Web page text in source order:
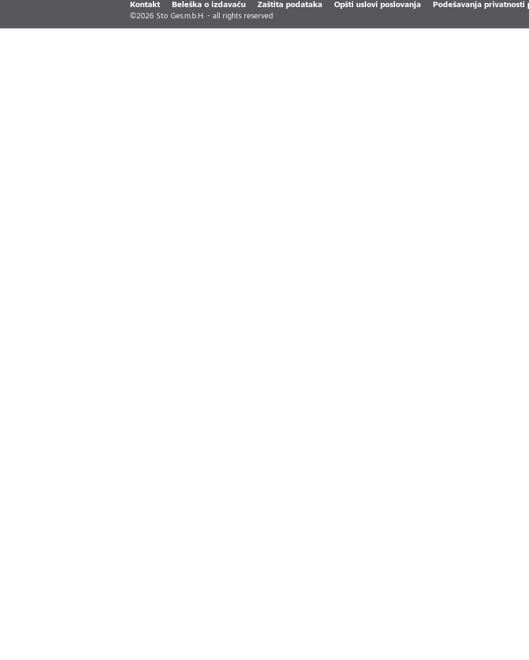
Kontakt Beleška o izdavaču Zaštita podataka Opšti uslovi poslovanja
Podešavanja privatnosti
©2026 Sto Ges.m.b.H. - all rights reserved